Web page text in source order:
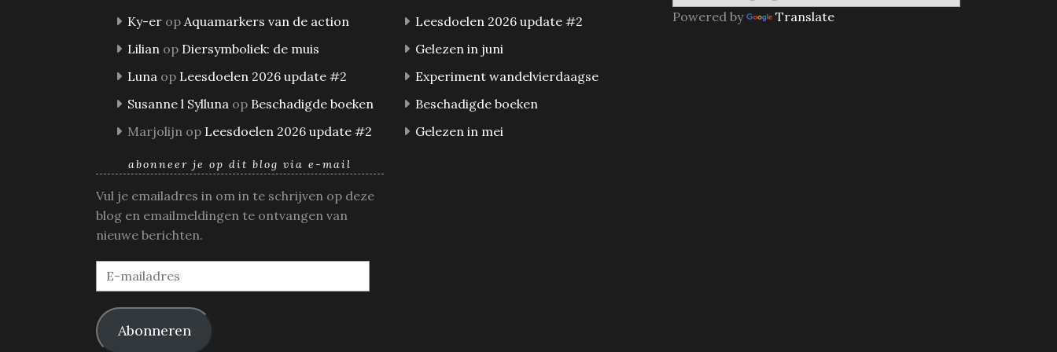
Ky-er op Aquamarkers van de action
Lilian op Diersymboliek: de muis
Luna op Leesdoelen 2026 update #2
Susanne l Sylluna op Beschadigde boeken
Marjolijn op Leesdoelen 2026 update #2
Leesdoelen 2026 update #2
Gelezen in juni
Experiment wandelvierdaagse
Beschadigde boeken
Gelezen in mei
Powered by Translate
abonneer je op dit blog via e-mail
Vul je emailadres in om in te schrijven op deze
blog en emailmeldingen te ontvangen van
nieuwe berichten.
E-
mailadres
Abonneren